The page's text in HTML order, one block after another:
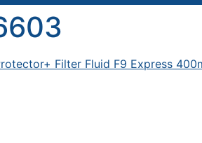
Filter Fluid F9 Express